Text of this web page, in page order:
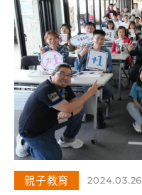
親子教育 2024.03.26